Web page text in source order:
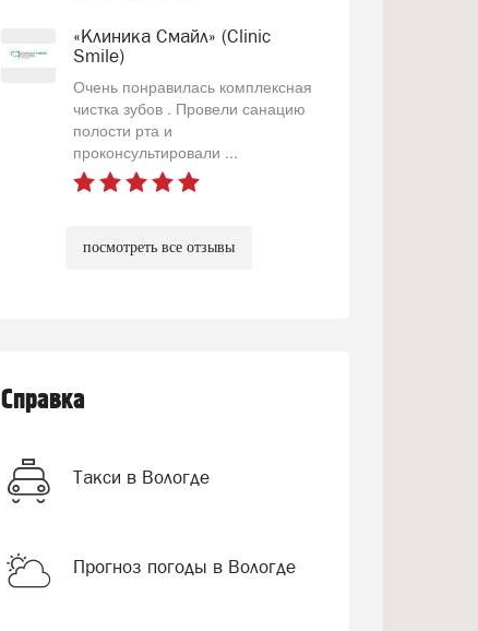
«Клиника Смайл» (Clinic
Smile)
Очень понравилась комплексная
чистка зубов . Провели санацию
полости рта и
проконсультировали ...
посмотреть все отзывы
Справка
Такси в Вологде
Прогноз погоды в Вологде